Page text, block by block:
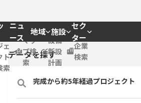
ニュ
ース
地域 施設
セク
ター
ェ
ト
索
マッ
プ検
索
設備
新設
計画
企業
検索
データを探す
完成から約5年経過プロジェクト